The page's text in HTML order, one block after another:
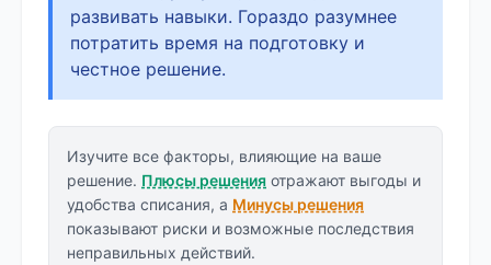
развивать навыки. Гораздо разумнее
потратить время на подготовку и
честное решение.
Изучите все факторы, влияющие на ваше
решение. Плюсы решения отражают выгоды и
удобства списания, а Минусы решения
показывают риски и возможные последствия
неправильных действий.